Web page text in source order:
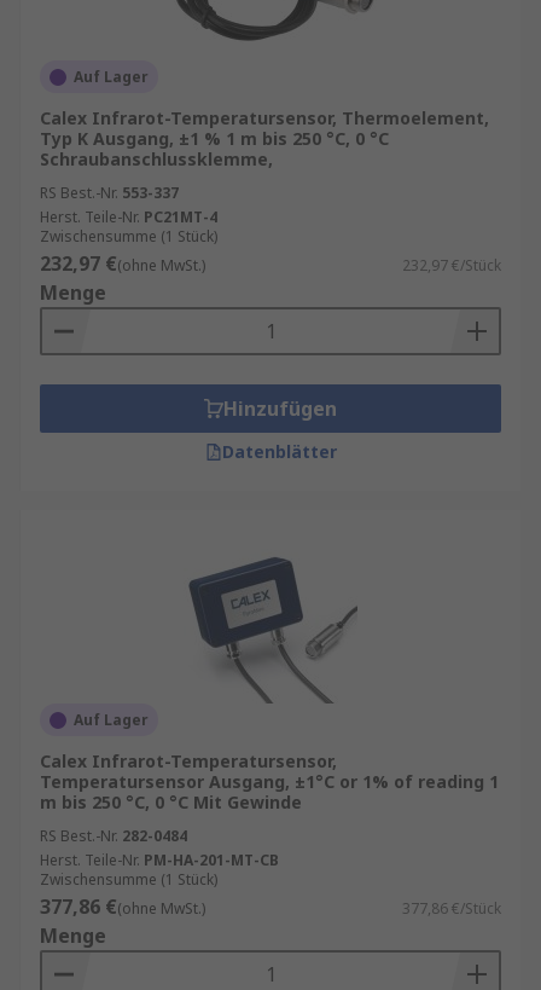
Auf Lager
Calex Infrarot-Temperatursensor, Thermoelement,
Typ K Ausgang, ±1 % 1 m bis 250 °C, 0 °C
Schraubanschlussklemme,
RS Best.-Nr. 553-337
Herst. Teile-Nr. PC21MT-4
Zwischensumme (1 Stück)
232,97 €(ohne MwSt.) 232,97 €/Stück
Menge
Hinzufügen
Datenblätter
Auf Lager
Calex Infrarot-Temperatursensor,
Temperatursensor Ausgang, ±1°C or 1% of reading 1
m bis 250 °C, 0 °C Mit Gewinde
RS Best.-Nr. 282-0484
Herst. Teile-Nr. PM-HA-201-MT-CB
Zwischensumme (1 Stück)
377,86 €(ohne MwSt.) 377,86 €/Stück
Menge